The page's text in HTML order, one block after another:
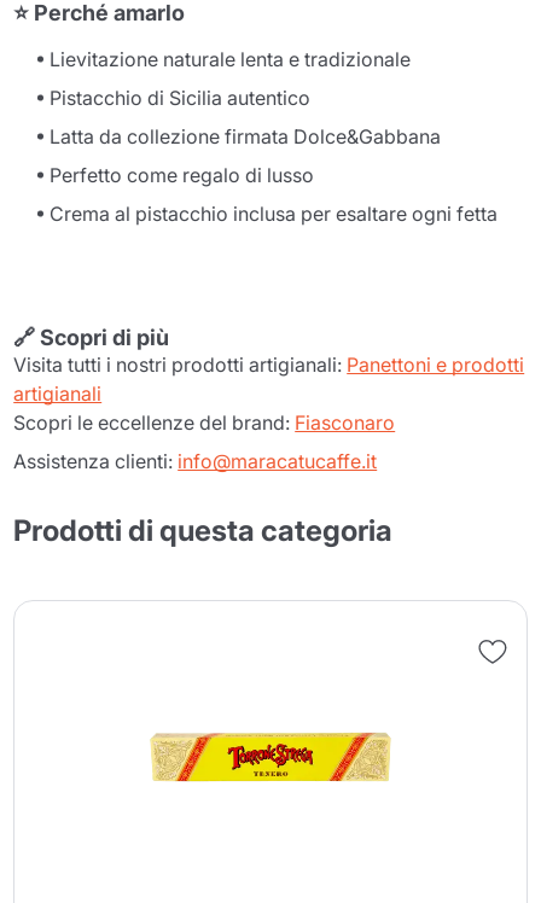
⭐ Perché amarlo
Lievitazione naturale lenta e tradizionale
Pistacchio di Sicilia autentico
Latta da collezione firmata Dolce&Gabbana
Perfetto come regalo di lusso
Crema al pistacchio inclusa per esaltare ogni fetta
🔗Scopri di più
Visita tutti i nostri prodotti artigianali: Panettoni e prodotti
artigianali
Scopri le eccellenze del brand: Fiasconaro
Assistenza clienti: info@maracatucaffe.it
Prodotti di questa categoria